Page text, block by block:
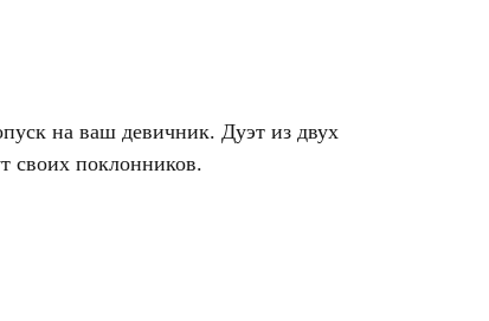
на ваш девичник. Дуэт из двух
своих поклонников.